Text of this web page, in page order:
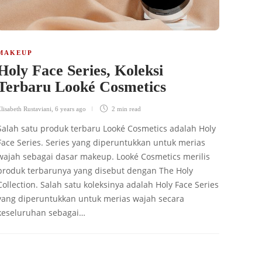
Face Series, Koleksi
Looké Cosmetics
Rustaviani 6 years ago 2 min read
satu produk terbaru Looké Cosmetics adalah Holy
Series. Series yang diperuntukkan untuk merias
sebagai dasar makeup. Looké Cosmetics merilis
terbarunya yang disebut dengan The Holy
Salah satu koleksinya adalah Holy Face Series
diperuntukkan untuk merias wajah secara
sebagai…